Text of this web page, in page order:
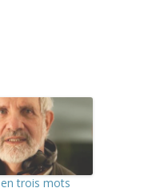
trois mots